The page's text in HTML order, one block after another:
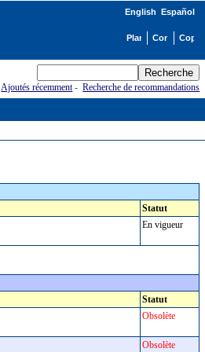
English Español
Ajoutés récemment-Recherche de recommandations
Statut
En vigueur
Statut
Obsolète
Obsolète